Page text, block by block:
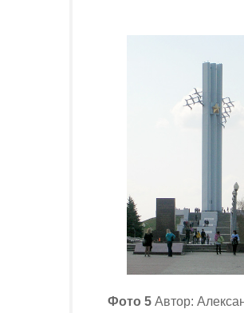
Фото 5 Автор: